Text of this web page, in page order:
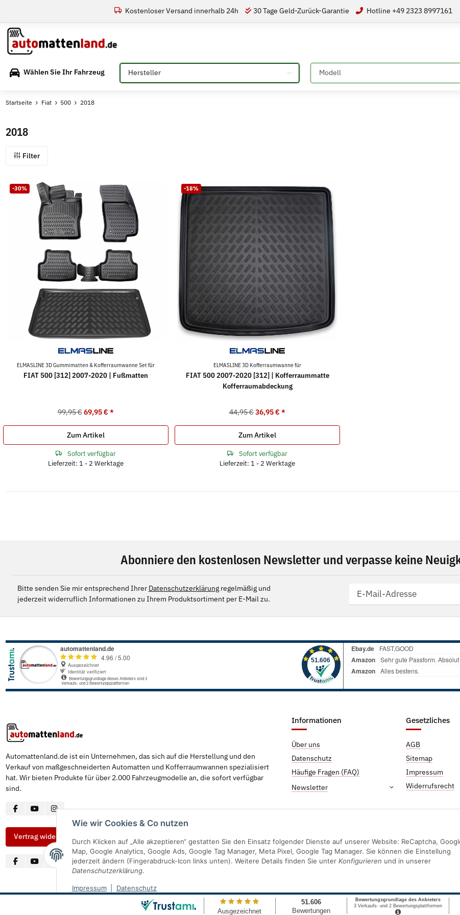
Wie wir Cookies & Co nutzen
Durch Klicken auf „Alle akzeptieren“ gestatten Sie den Einsatz folgender Dienste auf unserer Website: ReCaptcha,
Map, Google Analytics, Google Ads, Google Tag Manager, Meta Pixel, Google Tag Manager. Sie können die Einstellung
jederzeit ändern (Fingerabdruck-Icon links unten). Weitere Details finden Sie unter Konfigurieren und in unserer
Datenschutzerklärung.
Impressum Datenschutz
Kostenloser Versand innerhalb 24h 30 Tage Geld-Zurück-Garantie Hotline +49 2323 8997161
Wählen Sie Ihr Fahrzeug Bitte auswählen Bitte auswählen
Startseite Fiat 500 2018
2018
Filter
-30%
ELMASLINE 3D Gummimatten & Kofferraumwanne Set für
FIAT 500 [312] 2007-2020 | Fußmatten
99,95 € 69,95 €*
Zum Artikel
Sofort verfügbar
Lieferzeit: 1 - 2 Werktage
-18%
ELMASLINE 3D Kofferraumwanne für
FIAT 500 2007-2020 [312] | Kofferraummatte
Kofferraumabdeckung
44,95 € 36,95 €*
Zum Artikel
Sofort verfügbar
Lieferzeit: 1 - 2 Werktage
Abonniere den kostenlosen Newsletter und verpasse keine
Bitte senden Sie mir entsprechend Ihrer Datenschutzerklärungregelmäßig und
jederzeit widerruflich Informationen zu Ihrem Produktsortiment per E-Mail zu.
Automattenland.de ist ein Unternehmen, das sich auf die Herstellung und den
Verkauf von maßgeschneiderten Automatten und Kofferraumwannen spezialisiert
hat. Wir bieten Produkte für über 2.000 Fahrzeugmodelle an, die sofort verfügbar
sind.
Informationen
Über uns
Datenschutz
Häufige Fragen (FAQ)
Newsletter
Gesetzliches
AGB
Sitemap
Impressum
Widerrufsrecht
Vertrag widerrufen
* Alle Preise inkl. gesetzlicher USt., inkl.Versand